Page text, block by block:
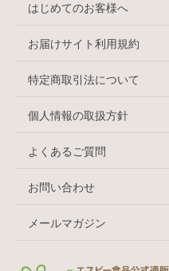
はじめてのお客様へ
お届けサイト利用規約
特定商取引法について
個人情報の取扱方針
よくあるご質問
お問い合わせ
メールマガジン